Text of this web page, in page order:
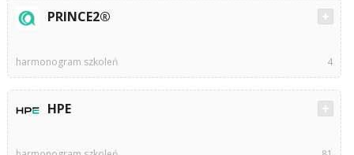
PRINCE2®
harmonogram szkoleń 4
HPE